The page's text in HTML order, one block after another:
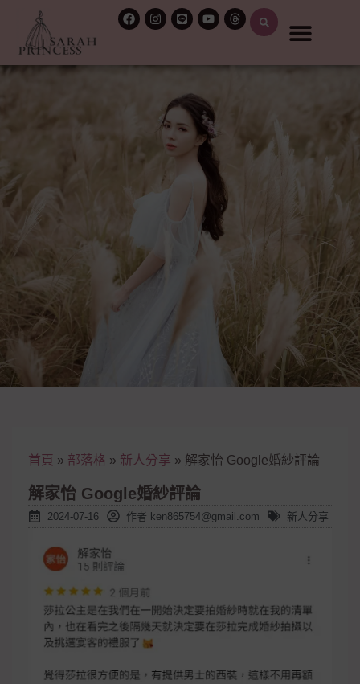
首頁 » 部落格 » 新人分享 » 解家怡 Google婚紗評論
解家怡 Google婚紗評論
2024-07-16 作者 ken865754@gmail.com 新人分享